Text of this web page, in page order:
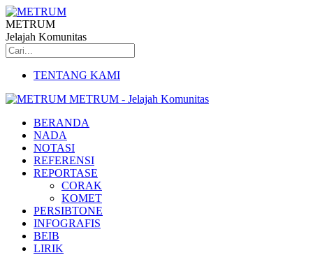
METRUM
Jelajah Komunitas
TENTANG KAMI
METRUM - Jelajah Komunitas
BERANDA
NADA
NOTASI
REFERENSI
REPORTASE
CORAK
KOMET
PERSIBTONE
INFOGRAFIS
BEIB
LIRIK